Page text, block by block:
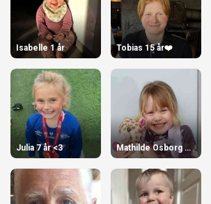
Isabelle 1 år Tobias 15 år❤️
Julia 7 år <3 Mathilde Osborg Torvik